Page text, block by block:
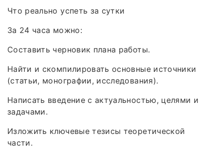
Что реально успеть за сутки
За 24 часа можно:
Составить черновик плана работы.
Найти и скомпилировать основные источники
(статьи, монографии, исследования).
Написать введение с актуальностью, целями и
задачами.
Изложить ключевые тезисы теоретической
части.